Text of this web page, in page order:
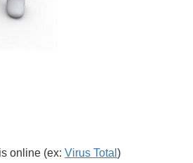
online (ex:Virus Total)